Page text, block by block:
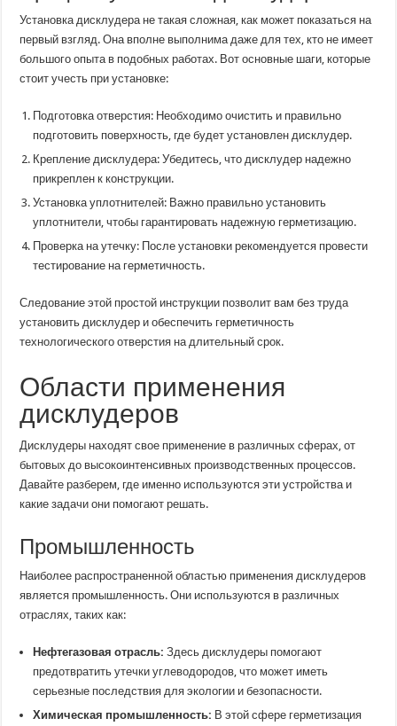
Установка дисклудера не такая сложная, как может показаться на
первый взгляд. Она вполне выполнима даже для тех, кто не имеет
большого опыта в подобных работах. Вот основные шаги, которые
стоит учесть при установке:
Подготовка отверстия: Необходимо очистить и правильно
подготовить поверхность, где будет установлен дисклудер.
Крепление дисклудера: Убедитесь, что дисклудер надежно
прикреплен к конструкции.
Установка уплотнителей: Важно правильно установить
уплотнители, чтобы гарантировать надежную герметизацию.
Проверка на утечку: После установки рекомендуется провести
тестирование на герметичность.
Следование этой простой инструкции позволит вам без труда
установить дисклудер и обеспечить герметичность
технологического отверстия на длительный срок.
Области применения
дисклудеров
Дисклудеры находят свое применение в различных сферах, от
бытовых до высокоинтенсивных производственных процессов.
Давайте разберем, где именно используются эти устройства и
какие задачи они помогают решать.
Промышленность
Наиболее распространенной областью применения дисклудеров
является промышленность. Они используются в различных
отраслях, таких как:
Нефтегазовая отрасль: Здесь дисклудеры помогают
предотвратить утечки углеводородов, что может иметь
серьезные последствия для экологии и безопасности.
Химическая промышленность: В этой сфере герметизация